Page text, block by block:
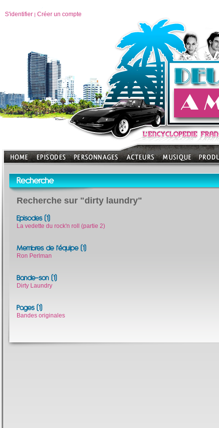
S'identifier | Créer un compte
Recherche
Recherche sur "dirty laundry"
Episodes (1)
La vedette du rock'n roll (partie 2)
Membres de l'équipe (1)
Ron Perlman
Bande-son (1)
Dirty Laundry
Pages (1)
Bandes originales